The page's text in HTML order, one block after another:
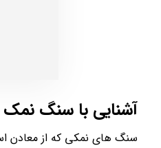
آشنایی با سنگ نمک
سنگ های نمکی که از معادن